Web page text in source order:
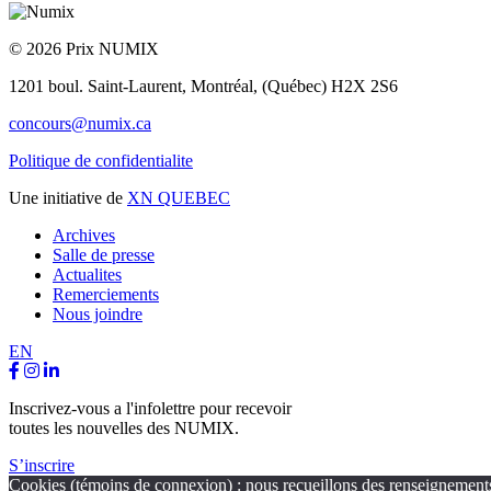
© 2026 Prix NUMIX
1201 boul. Saint-Laurent, Montréal, (Québec) H2X 2S6
concours@numix.ca
Politique de confidentialite
Une initiative de XN QUEBEC
Archives
Salle de presse
Actualites
Remerciements
Nous joindre
EN
Inscrivez-vous a l'infolettre pour recevoir
toutes les nouvelles des NUMIX.
S’inscrire
Cookies (témoins de connexion) : nous recueillons des